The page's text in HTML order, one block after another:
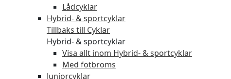
Lådcyklar
Hybrid- & sportcyklar
Tillbaks till Cyklar
Hybrid- & sportcyklar
Visa allt inom Hybrid- & sportcyklar
Med fotbroms
Juniorcyklar